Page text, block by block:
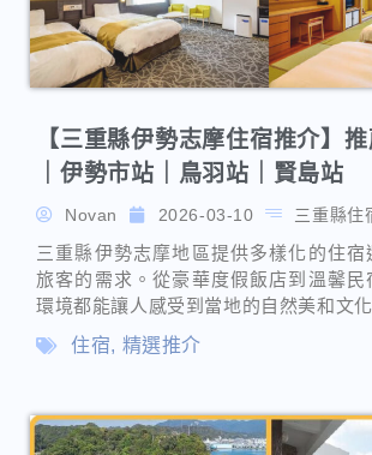
Novan 2026-03-10 三重縣住
三重縣伊勢志摩地區提供多樣化的住
旅客的需求。從豪華度假飯店到溫馨
住宿,精選推介